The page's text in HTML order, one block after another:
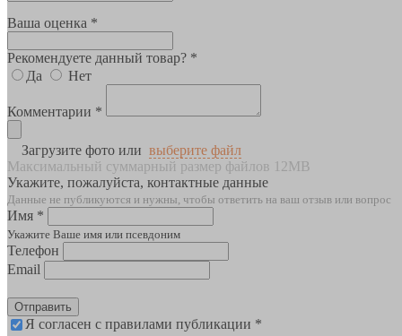
Ваша оценка *
Рекомендуете данный товар? *
Да
Нет
Комментарии *
Загрузите фото или выберите файл
Максимальный суммарный размер файлов 12MB
Укажите, пожалуйста, контактные данные
Данные не публикуются и нужны, чтобы ответить на ваш отзыв или вопрос
Имя *
Укажите Ваше имя или псевдоним
Телефон
Email
Отправить
Я согласен с правилами публикации *